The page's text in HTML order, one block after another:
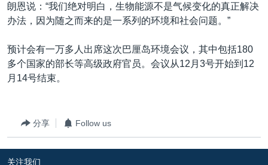
朗恩说：“我们绝对明白，生物能源不是气候变化的真正解决
办法，因为随之而来的是一系列的环境和社会问题。”
预计会有一万多人出席这次巴厘岛环境会议，其中包括180
多个国家的部长等高级政府官员。会议从12月3号开始到12
月14号结束。
分享 Follow us
关注我们